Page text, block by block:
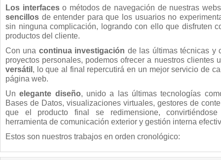
Los interfaceso métodos de navegación de nuestras
sencillos de entender para que los usuarios no
sin ninguna complicación, logrando con ello que disfruten
productos del cliente.
Con una continua investigación de las últimas técnicas y
proyectos personales, podemos ofrecer a nuestros clientes
versátil, lo que al final repercutirá en un mejor servicio de
página web.
Unelegante diseño, unido a las últimas tecnologías
Bases de Datos, visualizaciones virtuales, gestores de
que el producto final se redimensione,
herramienta de comunicación exterior y gestión interna
Estos son nuestros trabajos en orden cronológico: